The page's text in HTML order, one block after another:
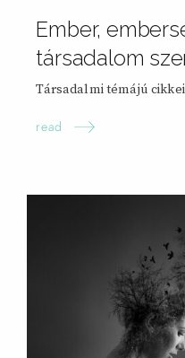
Ember,
társadalom
Társadalmi témájú
read